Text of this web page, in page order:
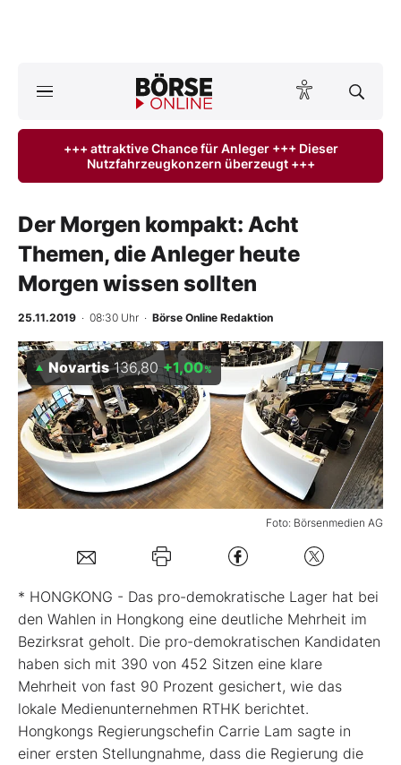
Anlageprodukte
Finanz-Check
Abo & Shop
BO-Musterdepots
Experten
Mein B:O
Mein Konto
Folgen Sie uns
+++ attraktive Chance für Anleger +++ Dieser
Nutzfahrzeugkonzern überzeugt +++
Der Morgen kompakt: Acht
Themen, die Anleger heute
Morgen wissen sollten
25.11.2019 · 08:30 Uhr · Börse Online Redaktion
Foto: Börsenmedien AG
Novartis 136,80 +1,00%
* HONGKONG - Das pro-demokratische Lager hat bei
den Wahlen in Hongkong eine deutliche Mehrheit im
Bezirksrat geholt. Die pro-demokratischen Kandidaten
haben sich mit 390 von 452 Sitzen eine klare
Mehrheit von fast 90 Prozent gesichert, wie das
lokale Medienunternehmen RTHK berichtet.
Hongkongs Regierungschefin Carrie Lam sagte in
einer ersten Stellungnahme, dass die Regierung die